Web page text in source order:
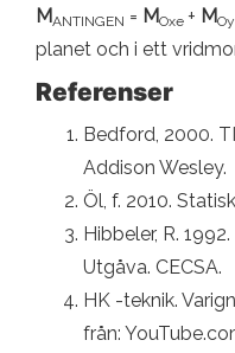
MANTINGEN = MOxe + MOy
planet och i ett
Referenser
Bedford, 2000.
Addison Wesley.
Öl, f. 2010.
Hibbeler, R.
Utgåva. CECSA.
HK -teknik.
från: